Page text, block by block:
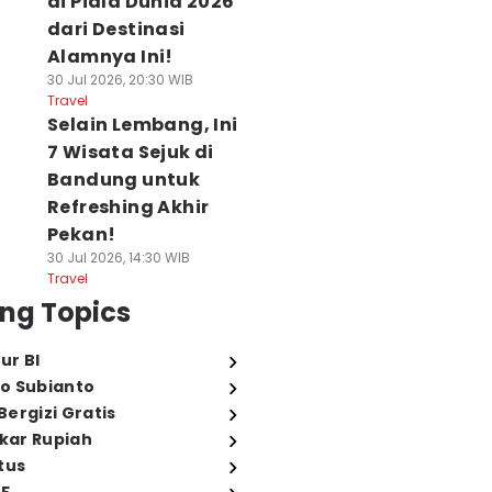
dari Destinasi
Alamnya Ini!
30 Jul 2026, 20:30 WIB
Travel
Selain Lembang, Ini
7 Wisata Sejuk di
Bandung untuk
Refreshing Akhir
Pekan!
30 Jul 2026, 14:30 WIB
Travel
Topics
BI
Subianto
Gratis
Rupiah